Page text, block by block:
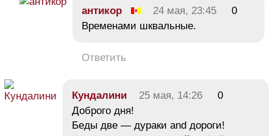
антикор 24 мая, 23:45
0
Временами шквальные.
Ответить
Кундалини 25 мая, 14:26
0
Доброго дня!
Беды две — дураки and дороги!